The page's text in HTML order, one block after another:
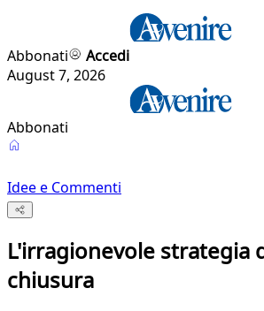
Abbonati
Accedi
August 7, 2026
Abbonati
Idee e Commenti
L'irragionevole strategia
chiusura